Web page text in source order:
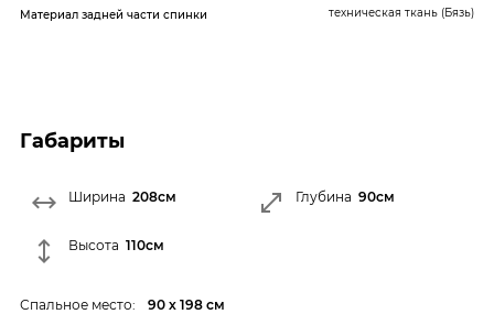
Материал задней части спинки техническая ткань (Бязь)
Габариты
Ширина 208см Глубина 90см
Высота 110см
Спальное место: 90 х 198 см